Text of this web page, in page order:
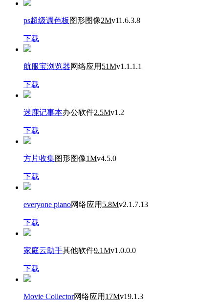
ps超级调色板 图形图像2Mv11.6.3.8
下载
航服宝浏览器网络应用 51Mv1.1.1.1
下载
迷鹿记事本办公软件2.5Mv1.2
下载
方片收集图形图像1Mv4.5.0
下载
everyone piano网络应用 5.8Mv2.1.7.13
下载
家庭云助手其他软件9.1Mv1.0.0.0
下载
Movie Collector网络应用 17Mv19.1.3